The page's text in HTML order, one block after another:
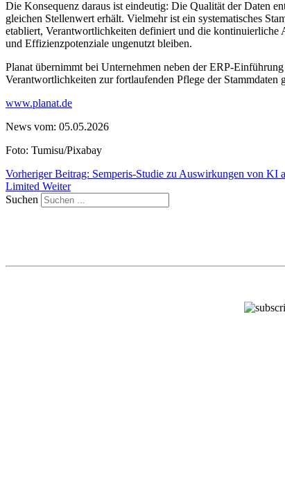
Die Konsequenz daraus ist eindeutig: Die Qualität der Daten
gleichen Stellenwert erhält. Vielmehr ist ein systematisches
etabliert, Verantwortlichkeiten definiert und die kontinuierliche
und Effizienzpotenziale ungenutzt bleiben.
Planat übernimmt bei Unternehmen neben der ERP-
Verantwortlichkeiten zur fortlaufenden Pflege der Stammdaten
www.planat.de
News vom: 05.05.2026
Foto: Tumisu/Pixabay
Vorheriger Beitrag: Semperis-Studie zu Auswirkungen von KI
Limited Weiter
Suchen